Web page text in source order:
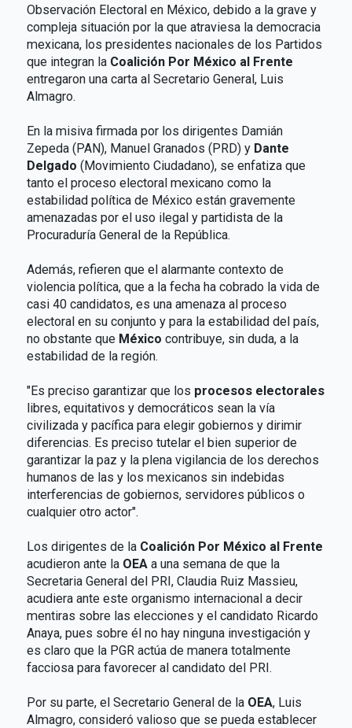
Observación Electoral en México, debido a la grave y
compleja situación por la que atraviesa la democracia
mexicana, los presidentes nacionales de los Partidos
que integran la Coalición Por México al Frente
entregaron una carta al Secretario General, Luis
Almagro.
En la misiva firmada por los dirigentes Damián
Zepeda (PAN), Manuel Granados (PRD) y Dante
Delgado (Movimiento Ciudadano), se enfatiza que
tanto el proceso electoral mexicano como la
estabilidad política de México están gravemente
amenazadas por el uso ilegal y partidista de la
Procuraduría General de la República.
Además, refieren que el alarmante contexto de
violencia política, que a la fecha ha cobrado la vida de
casi 40 candidatos, es una amenaza al proceso
electoral en su conjunto y para la estabilidad del país,
no obstante que México contribuye, sin duda, a la
estabilidad de la región.
"Es preciso garantizar que los procesos electorales
libres, equitativos y democráticos sean la vía
civilizada y pacífica para elegir gobiernos y dirimir
diferencias. Es preciso tutelar el bien superior de
garantizar la paz y la plena vigilancia de los derechos
humanos de las y los mexicanos sin indebidas
interferencias de gobiernos, servidores públicos o
cualquier otro actor".
Los dirigentes de la Coalición Por México al Frente
acudieron ante la OEAa una semana de que la
Secretaria General del PRI, Claudia Ruiz Massieu,
acudiera ante este organismo internacional a decir
mentiras sobre las elecciones y el candidato Ricardo
Anaya, pues sobre él no hay ninguna investigación y
es claro que la PGR actúa de manera totalmente
facciosa para favorecer al candidato del PRI.
Por su parte, el Secretario General de la OEA, Luis
Almagro, consideró valioso que se pueda establecer